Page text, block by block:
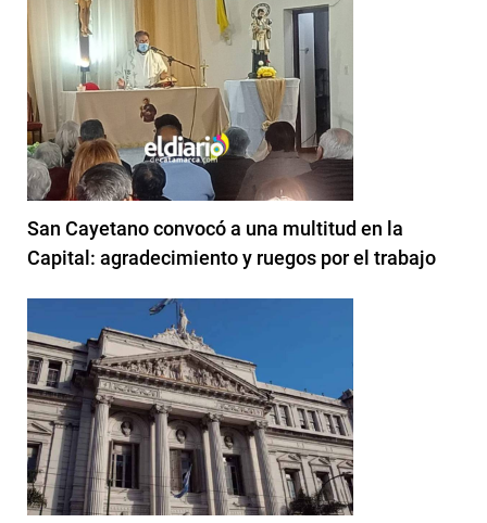
San Cayetano convocó a una multitud en la
Capital: agradecimiento y ruegos por el trabajo